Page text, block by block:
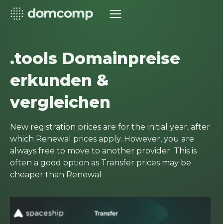
.tools Domainpreise
erkunden &
vergleichen
New registration prices are for the initial year, after
which Renewal prices apply. However, you are
always free to move to another provider. This is
often a good option as Transfer prices may be
cheaper than Renewal